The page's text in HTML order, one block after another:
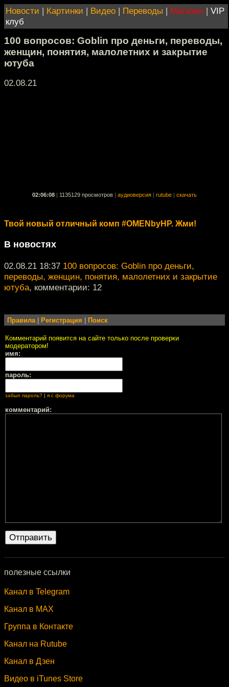
Новости | Картинки | Видео | Переводы | Магазин | VIP
клуб
100 вопросов: Goblin про деньги, переводы,
женщин, понятия, малолетних и закрытие
ютуба
02.08.21
02:06:08 1135129 просмотров аудиоверсия rutube скачать
Твой новый отличный комп #OMENbyHP. Жми!
В новостях
02.08.21 18:37 100 вопросов: Goblin про деньги,
переводы, женщин, понятия, малолетних и закрытие
ютуба, комментарии: 12
Правила| Регистрация Поиск
Комментарий появится на сайте только после проверки
модератором!
имя:
пароль:
забыл пароль? я с форума
комментарий:
полезные ссылки
Канал в Telegram
Канал в MAX
Группа в Контакте
Канал на Rutube
Канал в Дзен
Видео в iTunes Store